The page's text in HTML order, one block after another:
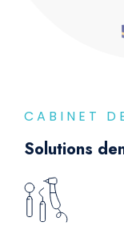
CABINET
Solutions